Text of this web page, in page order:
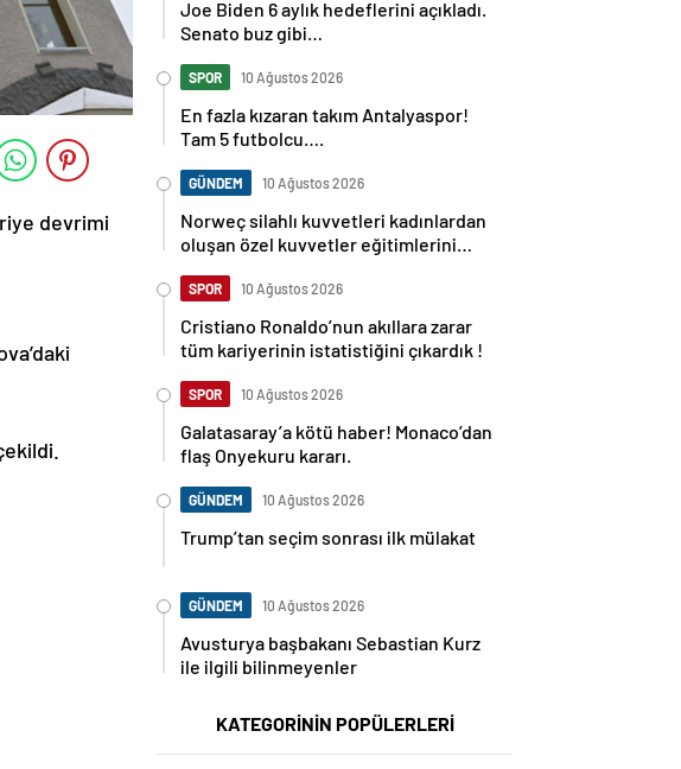
devrimi
Joe Biden 6 aylık hedeflerini açıkladı.
Senato buz gibi…
SPOR 10 Ağustos 2026
En fazla kızaran takım Antalyaspor!
Tam 5 futbolcu….
GÜNDEM 10 Ağustos 2026
Norweç silahlı kuvvetleri kadınlardan
oluşan özel kuvvetler eğitimlerini
SPOR 10 Ağustos 2026
Cristiano Ronaldo’nun akıllara zarar
tüm kariyerinin istatistiğini çıkardık !
SPOR 10 Ağustos 2026
Galatasaray’a kötü haber! Monaco’dan
flaş Onyekuru kararı.
GÜNDEM 10 Ağustos 2026
Trump’tan seçim sonrası ilk mülakat
GÜNDEM 10 Ağustos 2026
Avusturya başbakanı Sebastian Kurz
ile ilgili bilinmeyenler
KATEGORİNİN POPÜLERLERİ